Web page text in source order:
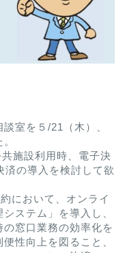
室を５/21（木）、
施設利用時、電子決
の導入を検討して欲
において、オンライ
ステム」を導入し、
窓口業務の効率化を
性向上を図ること、